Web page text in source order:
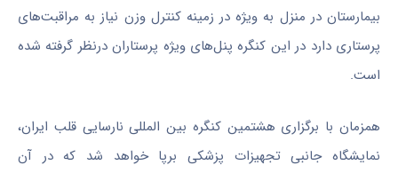
بیمارستان در منزل به ویژه در زمینه کنترل وزن نیاز به مراقبت‌های
پرستاری دارد در این کنگره پنل‌های ویژه پرستاراندرنظر گرفته شده
است.
همزمان با برگزاری هشتمین کنگره بین المللی نارسایی قلب ایران،
نمایشگاه جانبی تجهیزات پزشکی برپا خواهد شد که در آن